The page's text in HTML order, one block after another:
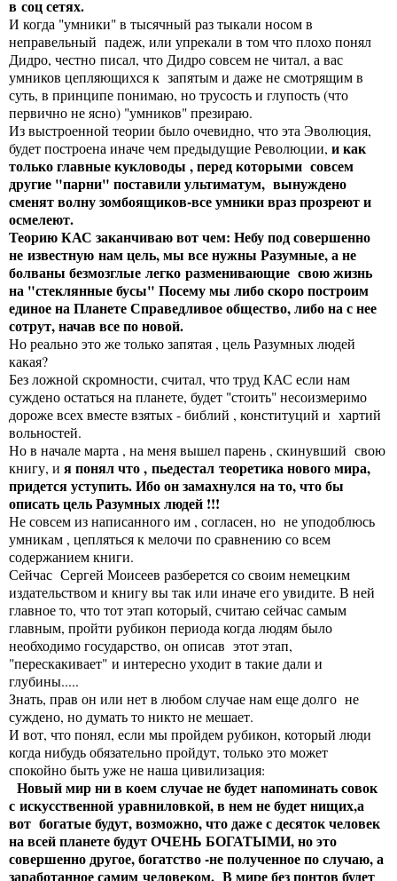
в соц сетях.
И когда "умники" в тысячный раз тыкали носом в
неправельный падеж, или упрекали в том что плохо понял
Дидро, честно писал, что Дидро совсем не читал, а вас
умников цепляющихся к запятым и даже не смотрящим в
суть, в принципе понимаю, но трусость и глупость (что
первично не ясно) "умников" презираю.
Из выстроенной теории было очевидно, что эта Эволюция,
будет построена иначе чем предыдущие Революции, и как
только главные кукловоды , перед которыми совсем
другие "парни" поставили ультиматум, вынуждено
сменят волну зомбоящиков-все умники враз прозреют и
осмелеют.
Теорию КАС заканчиваю вот чем: Небу под совершенно
не известную нам цель, мы все нужны Разумные, а не
болваны безмозглые легко разменивающие свою жизнь
на "стеклянные бусы" Посему мы либо скоро построим
единое на Планете Справедливое общество, либо на с нее
сотрут, начав все по новой.
Но реально это же только запятая , цель Разумных людей
какая?
Без ложной скромности, считал, что труд КАС если нам
суждено остаться на планете, будет "стоить" несоизмеримо
дороже всех вместе взятых - библий , конституций и хартий
вольностей.
Но в начале марта , на меня вышел парень , скинувший свою
книгу, и я понял что , пьедестал теоретика нового мира,
придется уступить. Ибо он замахнулся на то, что бы
описать цель Разумных людей !!!
Не совсем из написанного им , согласен, но не уподоблюсь
умникам , цепляться к мелочи по сравнению со всем
содержанием книги.
Сейчас Сергей Моисеев разберется со своим немецким
издательством и книгу вы так или иначе его увидите. В ней
главное то, что тот этап который, считаю сейчас самым
главным, пройти рубикон периода когда людям было
необходимо государство, он описав этот этап,
"перескакивает" и интересно уходит в такие дали и
глубины.....
Знать, прав он или нет в любом случае нам еще долго не
суждено, но думать то никто не мешает.
И вот, что понял, если мы пройдем рубикон, который люди
когда нибудь обязательно пройдут, только это может
спокойно быть уже не наша цивилизация:
Новый мир ни в коем случае не будет напоминать совок
с искусственной уравниловкой, в нем не будет нищих,а
вот богатые будут, возможно, что даже с десяток человек
на всей планете будут ОЧЕНЬ БОГАТЫМИ, но это
совершенно другое, богатство -не полученное по случаю, а
заработанное самим человеком. В мире без понтов будет